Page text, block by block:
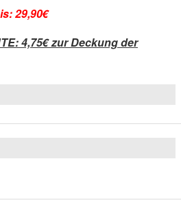
29,90€
4,75€ zur Deckung der